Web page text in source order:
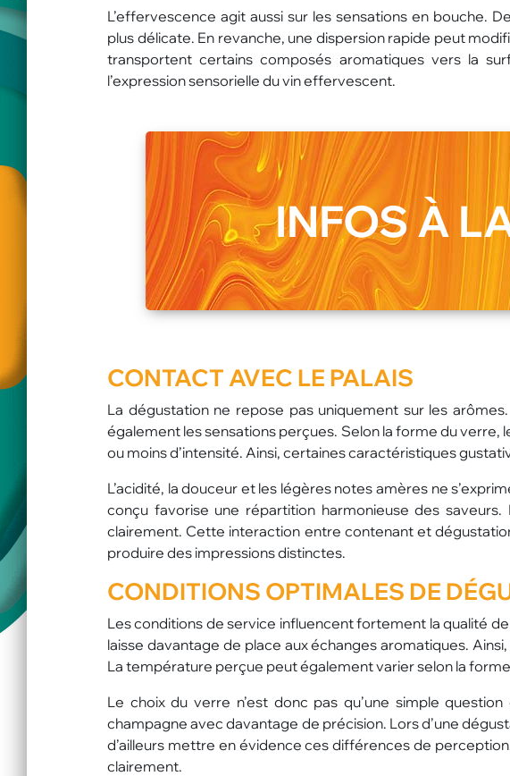
L’effervescence agit aussi sur les sensations en bouche.
plus délicate. En revanche, une dispersion rapide peut
transportent certains composés aromatiques vers la
l’expression sensorielle du vin effervescent.
INFOS À
CONTACT AVEC LE PALAIS
La dégustation ne repose pas uniquement sur les
également les sensations perçues. Selon la forme du verre,
ou moins d’intensité. Ainsi, certaines caractéristiques
L’acidité, la douceur et les légères notes amères ne
conçu favorise une répartition harmonieuse des
clairement. Cette interaction entre contenant et
produire des impressions distinctes.
CONDITIONS OPTIMALES DE
Les conditions de service influencent fortement la qualité
laisse davantage de place aux échanges aromatiques.
La température perçue peut également varier selon la
Le choix du verre n’est donc pas qu’une simple
champagne avec davantage de précision. Lors d’une
d’ailleurs mettre en évidence ces différences de
clairement.